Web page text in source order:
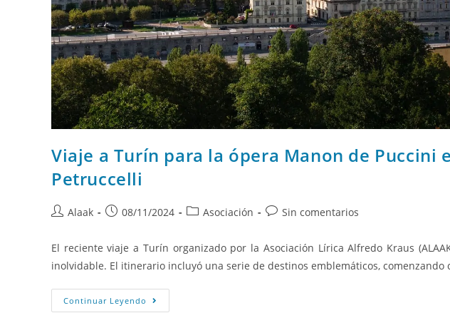
Viaje a Turín para la ópera Manon de Puccini
Petruccelli
Alaak 08/11/2024 Asociación Sin comentarios
El reciente viaje a Turín organizado por la Asociación Lírica Alfredo Kraus
inolvidable. El itinerario incluyó una serie de destinos emblemáticos, comenzando
Continuar Leyendo